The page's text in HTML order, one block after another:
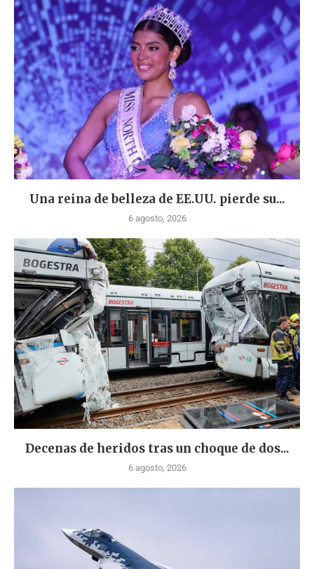
Una reina de belleza de EE.UU. pierde su...
6 agosto, 2026
Decenas de heridos tras un choque de dos...
6 agosto, 2026